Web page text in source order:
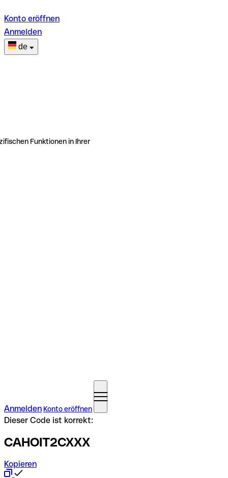
Konto eröffnen
Anmelden
de
Funktionen in Ihrer
Anmelden Konto eröffnen
Dieser Code ist korrekt:
CAHOIT2CXXX
Kopieren